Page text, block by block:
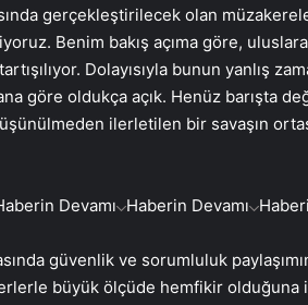
gerçekleştirilecek olan
Benim bakış açıma göre,
Dolayısıyla bunun yanlış
göre oldukça açık. Henüz barışta
ilerletilen bir savaşın
Devamı Haberin Devamı
güvenlik ve sorumluluk
büyük ölçüde hemfikir olduğuna